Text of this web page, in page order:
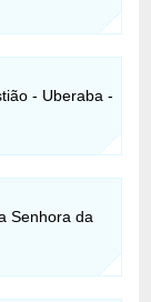
- Uberaba -
Senhora da